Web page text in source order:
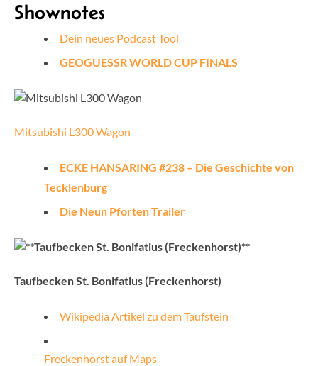
Shownotes
Dein neues Podcast Tool
GEOGUESSR WORLD CUP FINALS
Mitsubishi L300 Wagon
ECKE HANSARING #238 – Die Geschichte von
Tecklenburg
Die Neun Pforten Trailer
Taufbecken St. Bonifatius (Freckenhorst)
Wikipedia Artikel zu dem Taufstein
Freckenhorst auf Maps